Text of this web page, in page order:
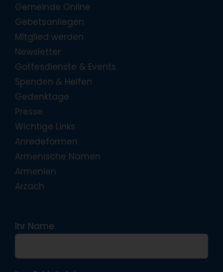
Gemeinde Online
Gebetsanliegen
Mitglied werden
Newsletter
Gottesdienste & Events
Spenden & Helfen
Gedenktage
Presse
Wichtige Links
Anredeformen
Armenische Namen
Armenien
Arzach
Ihr Name